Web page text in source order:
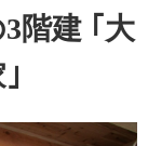
階建 ｢大